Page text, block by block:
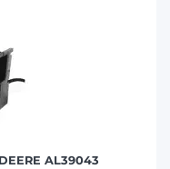
AL39043